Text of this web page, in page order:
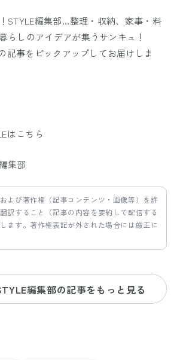
STYLE編集部…整理・収納、家事・料
らしのアイデアが集うサンキュ！
記事をピックアップしてお届けしま
はこちら
集部
よび著作権（記事コンテンツ・画像等）を許
訳すること（記事の内容を要約して配信する
ます。著作権表記が外された場合には厳正に
編集部の記事をもっと見る